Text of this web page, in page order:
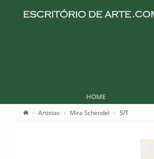
HOME
Artistas Mira Schendel S/T